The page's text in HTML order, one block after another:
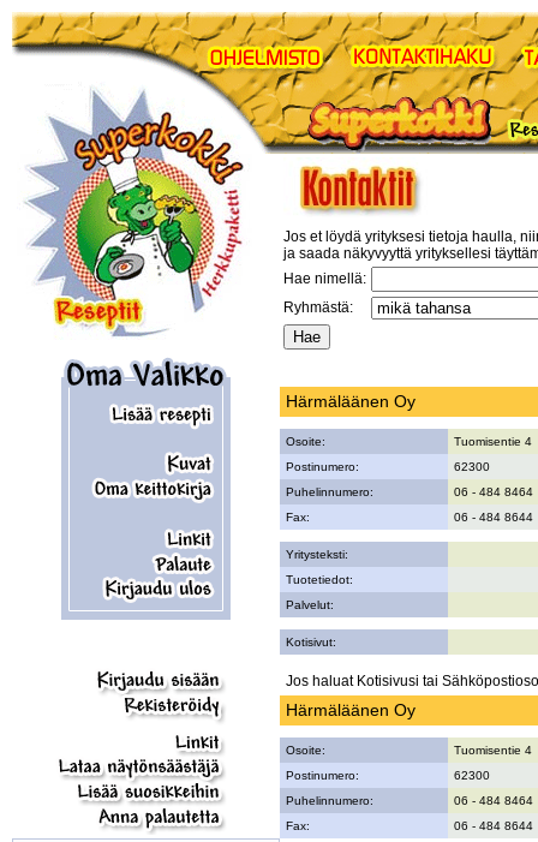
Jos et löydä yrityksesi tietoja haulla,
ja saada näkyvyyttä yrityksellesi
Hae nimellä:
Ryhmästä:
Härmäläänen Oy
Osoite:
Tuomisentie 4
Postinumero:
62300
Puhelinnumero:
06 - 484 8464
Fax:
06 - 484 8644
Yritysteksti:
Tuotetiedot:
Palvelut:
Kotisivut:
Jos haluat Kotisivusi tai
Härmäläänen Oy
Osoite:
Tuomisentie 4
Postinumero:
62300
Puhelinnumero:
06 - 484 8464
Fax:
06 - 484 8644